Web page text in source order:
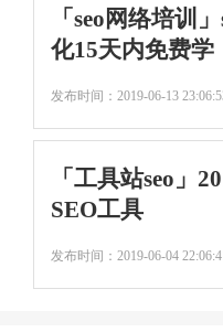
「seo网络培训
化15天内免费学
发布时间： 2019-06-13
「工具站seo」
SEO工具
发布时间： 2019-06-04